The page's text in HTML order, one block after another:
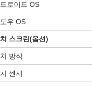
로이드 OS
우 OS
스크린(옵션)
방식
센서